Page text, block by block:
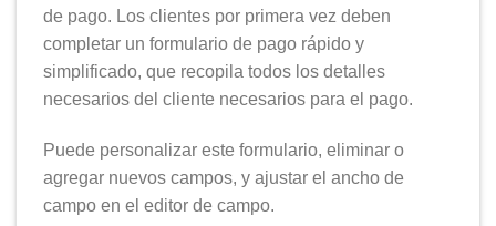
de pago. Los clientes por primera vez deben
completar un formulario de pago rápido y
simplificado, que recopila todos los detalles
necesarios del cliente necesarios para el pago.
Puede personalizar este formulario, eliminar o
agregar nuevos campos, y ajustar el ancho de
campo en el editor de campo.